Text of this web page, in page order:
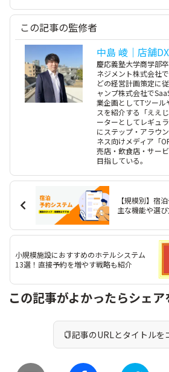
この記事の監修者
中島 崚｜店舗
慶応義塾大学商学部
ネジメント株式会社
どの経営計画策定に
ャンプ株式会社で
業企画としてTツール
スを紹介する「ええ
ーターとしてレギュ
にステップ・アラウ
ネス向けメディア「
売店・飲食店・サー
目指している。
【規模別】宿
主な機能や選
小規模施設におすすめのホテルシステム
13選！直接予約を増やす戦略も紹介
この記事がよかったらシェア
記事のURLとタイトルを